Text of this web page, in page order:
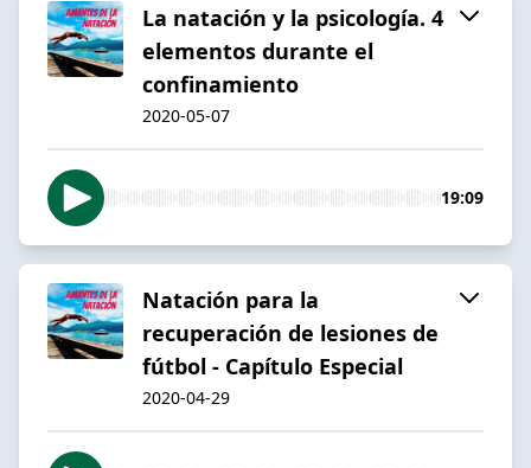
La natación y la psicología. 4
elementos durante el
confinamiento
2020-05-07
19:09
Natación para la
recuperación de lesiones de
fútbol - Capítulo Especial
2020-04-29